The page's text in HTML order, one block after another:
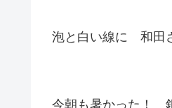
泡と白い線に 和田
今朝も暑かった！